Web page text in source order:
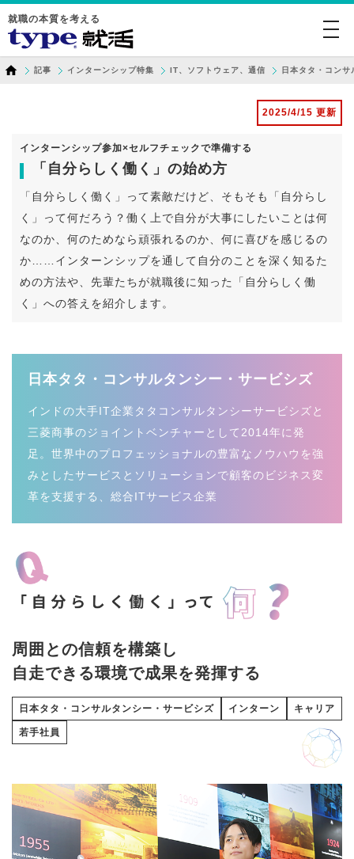
就職の本質を考える
記事 インターンシップ特集 IT、ソフトウェア、通信 日本タタ・コン
2025/4/15 更新
インターンシップ参加×セルフチェックで準備する
「自分らしく働く」の始め方
「自分らしく働く」って素敵だけど、そもそも「自分らし
く」って何だろう？働く上で自分が大事にしたいことは何
なのか、何のためなら頑張れるのか、何に喜びを感じるの
か……インターンシップを通して自分のことを深く知るた
めの方法や、先輩たちが就職後に知った「自分らしく働
く」への答えを紹介します。
日本タタ・コンサルタンシー・サービシズ
インドの大手IT企業タタコンサルタンシーサービシズと
三菱商事のジョイントベンチャーとして2014年に発
足。世界中のプロフェッショナルの豊富なノウハウを強
みとしたサービスとソリューションで顧客のビジネス変
革を支援する、総合ITサービス企業
周囲との信頼を構築し
自走できる環境で成果を発揮する
日本タタ・コンサルタンシー・サービシズ インターン キャリア
若手社員